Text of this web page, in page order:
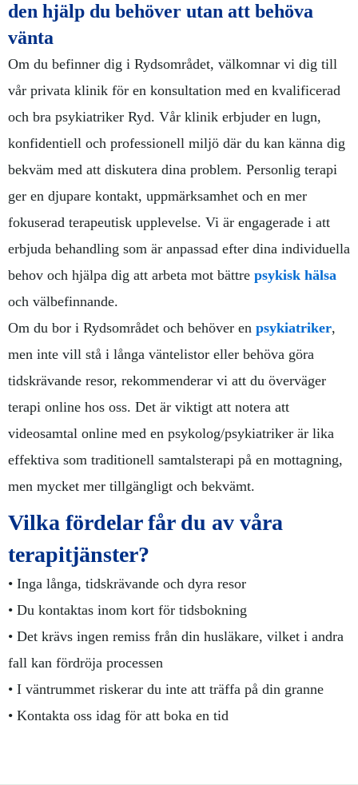
den hjälp du behöver utan att behöva
vänta
Om du befinner dig i Rydsområdet, välkomnar vi dig till
vår privata klinik för en konsultation med en kvalificerad
och bra psykiatriker Ryd. Vår klinik erbjuder en lugn,
konfidentiell och professionell miljö där du kan känna dig
bekväm med att diskutera dina problem. Personlig terapi
ger en djupare kontakt, uppmärksamhet och en mer
fokuserad terapeutisk upplevelse. Vi är engagerade i att
erbjuda behandling som är anpassad efter dina individuella
behov och hjälpa dig att arbeta mot bättre psykisk hälsa
och välbefinnande.
Om du bor i Rydsområdet och behöver en psykiatriker,
men inte vill stå i långa väntelistor eller behöva göra
tidskrävande resor, rekommenderar vi att du överväger
terapi online hos oss. Det är viktigt att notera att
videosamtal online med en psykolog/psykiatriker är lika
effektiva som traditionell samtalsterapi på en mottagning,
men mycket mer tillgängligt och bekvämt.
Vilka fördelar får du av våra
terapitjänster?
• Inga långa, tidskrävande och dyra resor
• Du kontaktas inom kort för tidsbokning
• Det krävs ingen remiss från din husläkare, vilket i andra
fall kan fördröja processen
• I väntrummet riskerar du inte att träffa på din granne
• Kontakta oss idag för att boka en tid